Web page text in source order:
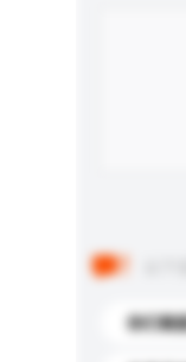
你们能